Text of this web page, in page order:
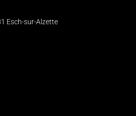
Esch-sur-Alzette